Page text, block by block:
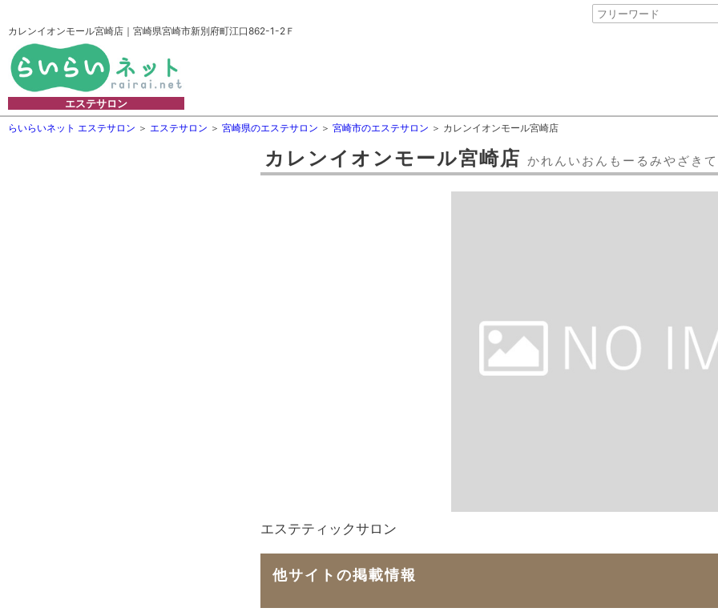
カレンイオンモール宮崎店｜宮崎県宮崎市新別府町江口862-1-2Ｆ
エステサロン
らいらいネット エステサロン エステサロン 宮崎県のエステサロン 宮崎市のエステサロン カレンイオンモール宮崎店
カレンイオンモール宮崎店 かれんいおんもーるみやざき
エステティックサロン
他サイトの掲載情報